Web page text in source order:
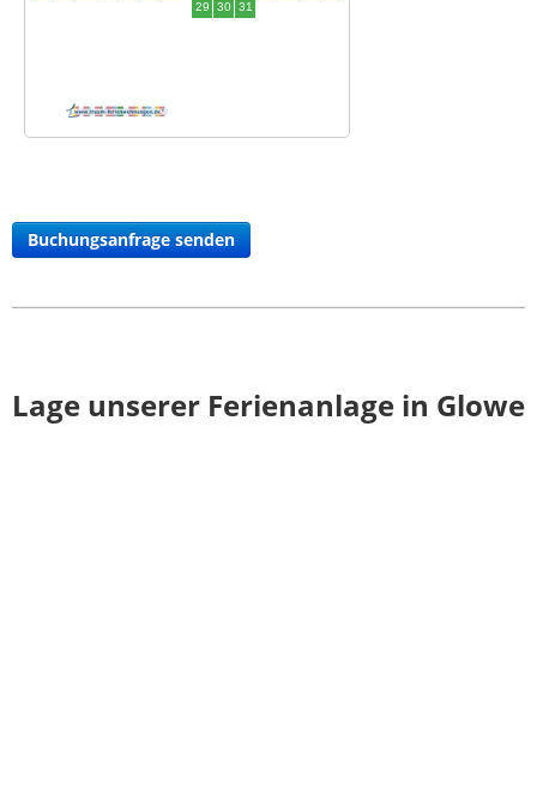
Buchungsanfrage senden
Lage unserer Ferienanlage in Glowe